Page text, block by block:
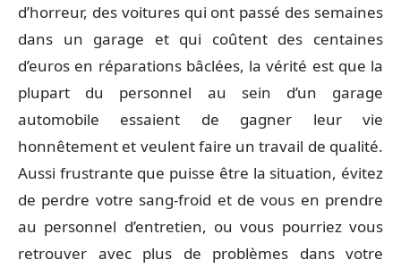
d’horreur, des voitures qui ont passé des semaines
dans un garage et qui coûtent des centaines
d’euros en réparations bâclées, la vérité est que la
plupart du personnel au sein d’un garage
automobile essaient de gagner leur vie
honnêtement et veulent faire un travail de qualité.
Aussi frustrante que puisse être la situation, évitez
de perdre votre sang-froid et de vous en prendre
au personnel d’entretien, ou vous pourriez vous
retrouver avec plus de problèmes dans votre